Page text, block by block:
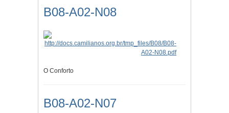
B08-A02-N08
O Conforto
B08-A02-N07